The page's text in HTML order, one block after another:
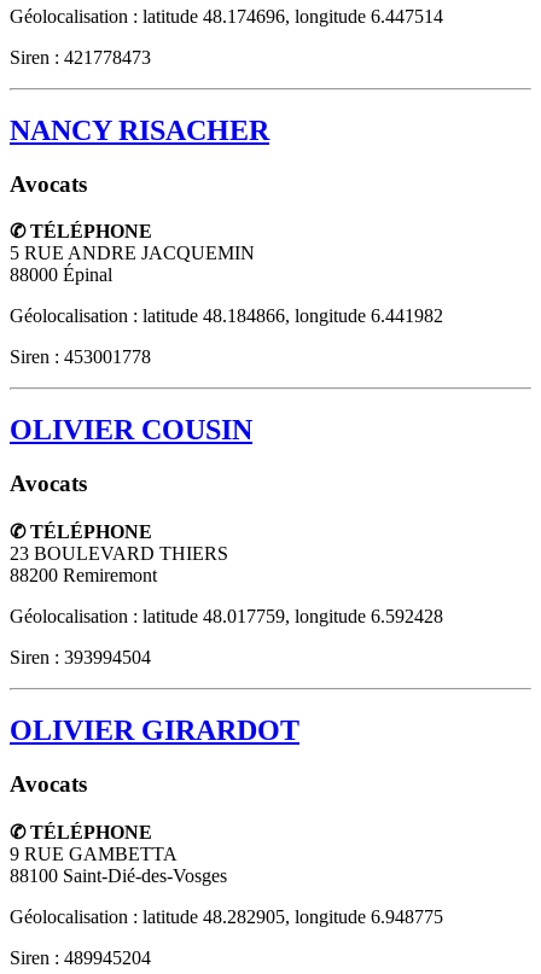
Géolocalisation : latitude 48.174696, longitude 6.447514
Siren : 421778473
NANCY RISACHER
Avocats
✆ TÉLÉPHONE
5 RUE ANDRE JACQUEMIN
88000 Épinal
Géolocalisation : latitude 48.184866, longitude 6.441982
Siren : 453001778
OLIVIER COUSIN
Avocats
✆ TÉLÉPHONE
23 BOULEVARD THIERS
88200 Remiremont
Géolocalisation : latitude 48.017759, longitude 6.592428
Siren : 393994504
OLIVIER GIRARDOT
Avocats
✆ TÉLÉPHONE
9 RUE GAMBETTA
88100 Saint-Dié-des-Vosges
Géolocalisation : latitude 48.282905, longitude 6.948775
Siren : 489945204